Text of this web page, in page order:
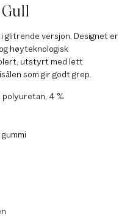
glitrende versjon. Designet er
høyteknologisk
utstyrt med lett
som gir godt grep.
polyuretan, 4 %